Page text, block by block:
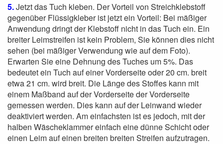
5.Jetzt das Tuch kleben. Der Vorteil von Streichklebstoff
gegenüber Flüssigkleber ist jetzt ein Vorteil: Bei mäßiger
Anwendung dringt der Klebstoff nicht in das Tuch ein. Ein
breiter Leimstreifen ist kein Problem, Sie können dies nicht
sehen (bei mäßiger Verwendung wie auf dem Foto).
Erwarten Sie eine Dehnung des Tuches um 5%. Das
bedeutet ein Tuch auf einer Vorderseite oder 20 cm. breit
etwa 21 cm. wird breit. Die Länge des Stoffes kann mit
einem Maßband auf der Vorderseite der Vorderseite
gemessen werden. Dies kann auf der Leinwand wieder
deaktiviert werden. Am einfachsten ist es jedoch, mit der
halben Wäscheklammer einfach eine dünne Schicht oder
einen Leim auf einen breiten breiten Streifen aufzutragen.